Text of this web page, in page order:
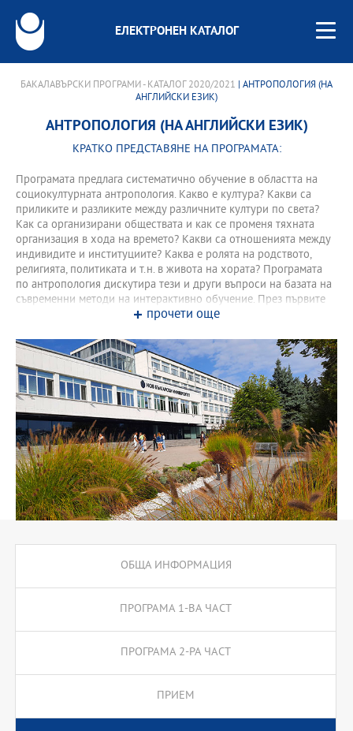
ЕЛЕКТРОНЕН КАТАЛОГ
БАКАЛАВЪРСКИ ПРОГРАМИ - КАТАЛОГ 2020/2021 | АНТРОПОЛОГИЯ (НА
АНГЛИЙСКИ ЕЗИК)
АНТРОПОЛОГИЯ (НА АНГЛИЙСКИ ЕЗИК)
КРАТКО ПРЕДСТАВЯНЕ НА ПРОГРАМАТА:
Програмата предлага систематично обучение в областта на
социокултурната антропология. Какво е култура? Какви са
приликите и разликите между различните култури по света?
Как са организирани обществата и как се променя тяхната
организация в хода на времето? Какви са отношенията между
индивидите и институциите? Каква е ролята на родството,
религията, политиката и т.н. в живота на хората? Програмата
по антропология дискутира тези и други въпроси на базата на
съвременни методи на интерактивно обучение. През първите
две години лекционните курсове осигуряват основни познания
изследователски методи и полета в антропологията, както и
върху връзката на антропологията с други науки като
социология, психология, история, езикознание, визуални
изкуства и др.). През третата и четвъртата година от
обучението се предлагат специализирани курсове от областта
на политическата, икономическата, визуалната, приложната
антропология и др. Повечето от курсовете са ориентирани към
практиката. Теоретичните знания се комбинират с теренна
работа и други форми на практическо обучение извън
класната стая. Обучението се води на английски език.
Лекторите са утвърдени учени със значим теоретичен принос и
изследователски опит в областта на антропологията и други
социални науки.
прочети още
ОБЩА ИНФОРМАЦИЯ
ПРОГРАМА 1-ВА ЧАСТ
ПРОГРАМА 2-РА ЧАСТ
ПРИЕМ